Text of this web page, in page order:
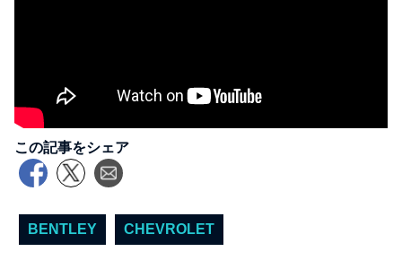
この記事をシェア
BENTLEY CHEVROLET